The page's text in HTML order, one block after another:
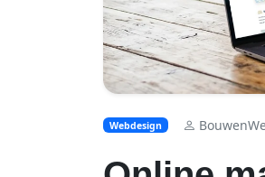
Webdesign